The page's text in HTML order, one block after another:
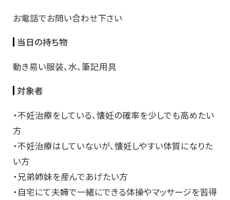
お電話でお問い合わせ下さい
当日の持ち物
動き易い服装、水、筆記用具
対象者
・不妊治療をしている、懐妊の確率を少しでも高めたい
方
・不妊治療はしていないが、懐妊しやすい体質になりた
い方
・兄弟姉妹を産んであげたい方
・自宅にて夫婦で一緒にできる体操やマッサージを習得